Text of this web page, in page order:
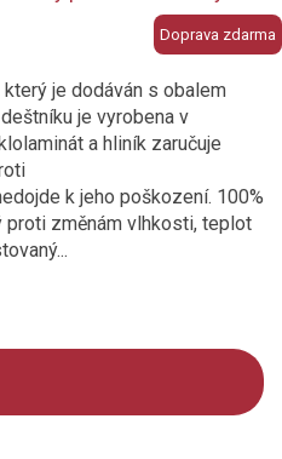
Doprava zdarma
je dodáván s obalem
je vyrobena v
a hliník zaručuje
k jeho poškození. 100%
změnám vlhkosti, teplot